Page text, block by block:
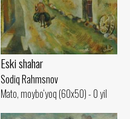
Eski shahar
Sodiq Rahmsnov
Mato, moybo‘yoq (60x50) - 0 yil